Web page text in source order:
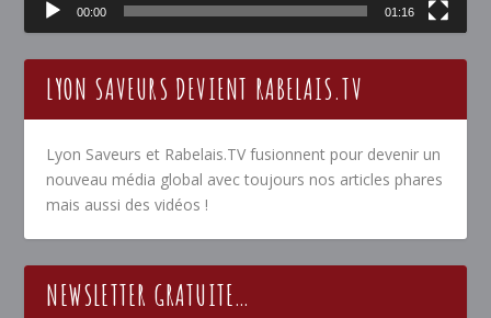
00:00 01:16
LYON SAVEURS DEVIENT RABELAIS.TV
Lyon Saveurs et Rabelais.TV fusionnent pour devenir un
nouveau média global avec toujours nos articles phares
mais aussi des vidéos !
NEWSLETTER GRATUITE…